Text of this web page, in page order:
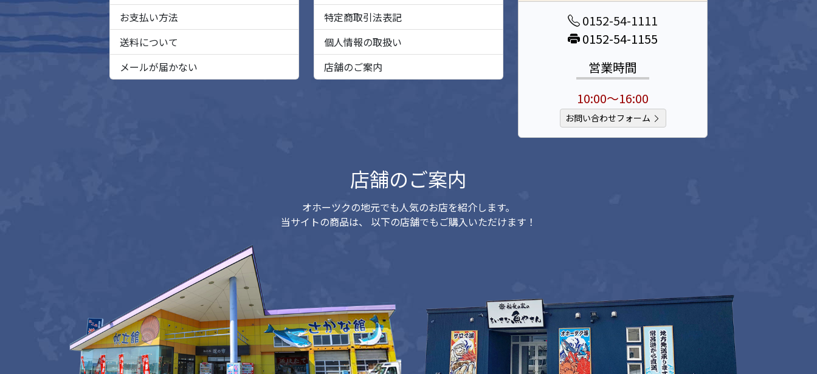
お支払い方法
送料について
メールが届かない
特定商取引法表記
個人情報の取扱い
店舗のご案内
0152-54-1111
0152-54-1155
営業時間
10:00～16:00
お問い合わせフォーム
店舗のご案内
オホーツクの地元でも人気のお店を紹介します。
当サイトの商品は、
以下の店舗でもご購入いただけます！